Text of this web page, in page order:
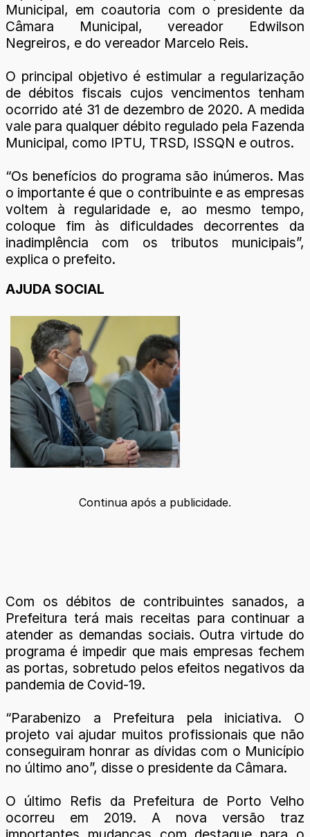
Municipal, em coautoria com o presidente da
Câmara Municipal, vereador Edwilson
Negreiros, e do vereador Marcelo Reis.
O principal objetivo é estimular a regularização
de débitos fiscais cujos vencimentos tenham
ocorrido até 31 de dezembro de 2020. A medida
vale para qualquer débito regulado pela Fazenda
Municipal, como IPTU, TRSD, ISSQN e outros.
“Os benefícios do programa são inúmeros. Mas
o importante é que o contribuinte e as empresas
voltem à regularidade e, ao mesmo tempo,
coloque fim às dificuldades decorrentes da
inadimplência com os tributos municipais”,
explica o prefeito.
AJUDA SOCIAL
Continua após a publicidade.
Com os débitos de contribuintes sanados, a
Prefeitura terá mais receitas para continuar a
atender as demandas sociais. Outra virtude do
programa é impedir que mais empresas fechem
as portas, sobretudo pelos efeitos negativos da
pandemia de Covid-19.
“Parabenizo a Prefeitura pela iniciativa. O
projeto vai ajudar muitos profissionais que não
conseguiram honrar as dívidas com o Município
no último ano”, disse o presidente da Câmara.
O último Refis da Prefeitura de Porto Velho
ocorreu em 2019. A nova versão traz